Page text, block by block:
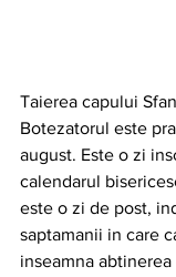
Taierea capului
Botezatorul este
august. Este o zi
calendarul
este o zi de post,
saptamanii in care
inseamna